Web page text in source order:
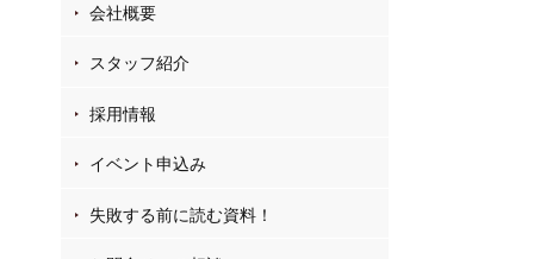
会社概要
スタッフ紹介
採用情報
イベント申込み
失敗する前に読む資料！